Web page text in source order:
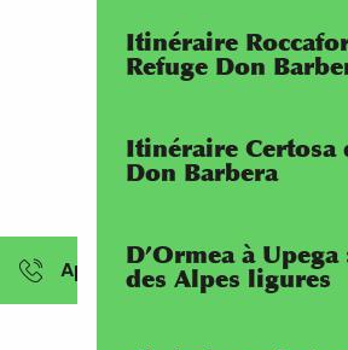
Itinéraire
Refuge Don
Itinéraire Certosa
Don Barbera
D’Ormea à
des Alpes ligures
Appeler